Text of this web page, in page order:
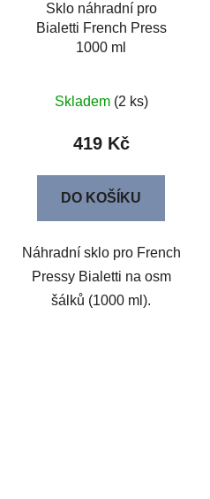
Sklo náhradní pro
Bialetti French Press
1000 ml
Skladem (2 ks)
419 Kč
DO KOŠÍKU
Náhradní sklo pro French
Pressy Bialetti na osm
šálků (1000 ml).